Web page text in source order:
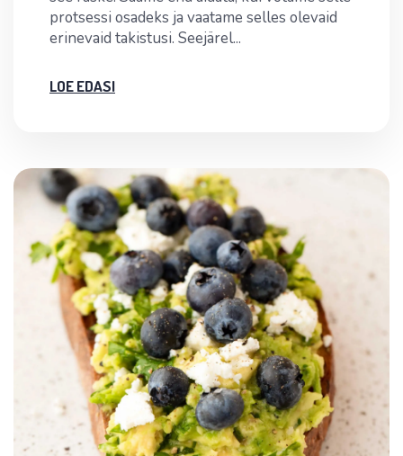
protsessi osadeks ja vaatame selles olevaid
erinevaid takistusi. Seejärel...
LOE EDASI